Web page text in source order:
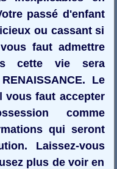
passé d'enfant
ou cassant si
faut admettre
cette vie sera
Le
vous faut accepter
comme
qui seront
Laissez-vous
plus de voir en